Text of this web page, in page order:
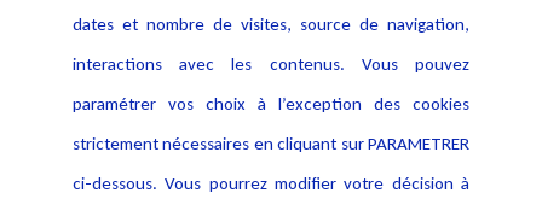
dates et nombre de visites, source de navigation,
interactions avec les contenus. Vous pouvez
paramétrer vos choix à l’exception des cookies
strictement nécessaires en cliquant sur PARAMETRER
ci-dessous. Vous pourrez modifier votre décision à